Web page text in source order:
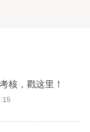
核，戳这里！